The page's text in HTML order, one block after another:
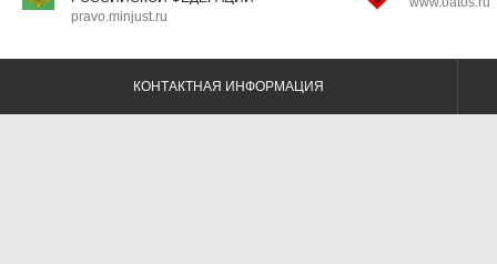
pravo.minjust.ru
КОНТАКТНАЯ ИНФОРМАЦИЯ